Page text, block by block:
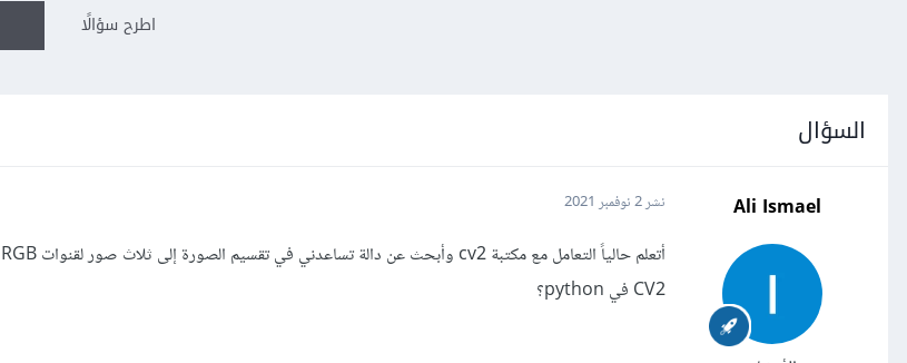
اطرح سؤالًا
السؤال
Ali Ismael نشر2 نوفمبر 2021
CV2 في python؟